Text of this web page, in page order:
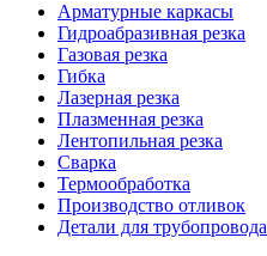
Арматурные каркасы
Гидроабразивная резка
Газовая резка
Гибка
Лазерная резка
Плазменная резка
Лентопильная резка
Сварка
Термообработка
Производство отливок
Детали для трубопровода